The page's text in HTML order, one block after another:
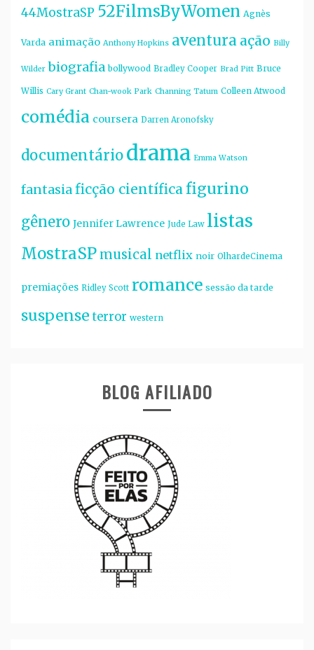
44MostraSP 52FilmsByWomen Agnès
Varda animação Anthony Hopkins aventura ação Billy
Wilder biografia bollywood Bradley Cooper Brad Pitt Bruce
Willis Cary Grant Chan-wook Park Channing Tatum Colleen Atwood
comédia coursera Darren Aronofsky
documentáriodrama Emma Watson
fantasia ficção científica figurino
gênero Jennifer Lawrence Jude Law listas
MostraSP musical netflix noir OlhardeCinema
premiações Ridley Scott romance sessão da tarde
suspense terror western
BLOG AFILIADO